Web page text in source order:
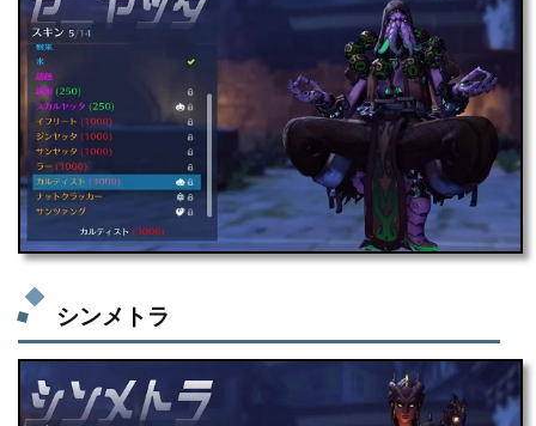
シンメトラ